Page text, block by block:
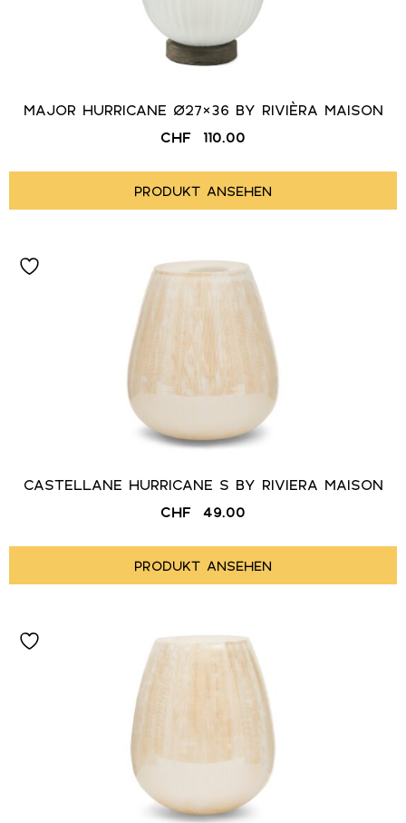
MAJOR HURRICANE Ø27×36 BY RIVIÈRA MAISON
CHF
110.00
PRODUKT ANSEHEN
CASTELLANE HURRICANE S BY RIVIERA MAISON
CHF
49.00
PRODUKT ANSEHEN